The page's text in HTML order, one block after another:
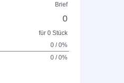
Brief
0
für 0 Stück
0 / 0%
0 / 0%